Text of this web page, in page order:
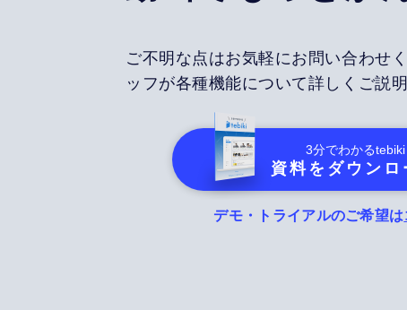
ご不明な点はお気軽にお問い合わせ
ッフが各種機能について詳しくご説
3分でわかるtebiki
資料をダウンロ
デモ・トライアルのご希望は